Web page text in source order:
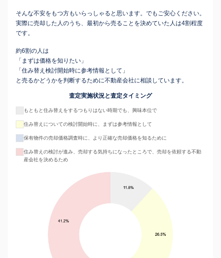
そんな不安をもつ方もいらっしゃると思います。でもご安心ください。
実際に売却した人のうち、最初から売ることを決めていた人は4割程度
です。
約6割の人は
「まずは価格を知りたい」
「住み替え検討開始時に参考情報として」
と売るかどうかを判断するために不動産会社に相談しています。
査定実施状況と査定タイミング
もともと住み替えをするつもりはない時期でも、興味本位で
住み替えについての検討開始時に、まずは参考情報として
保有物件の売却価格調査時に、より正確な売却価格を知るために
住み替えの検討が進み、売却する気持ちになったところで、売却を依頼する不動
産会社を決めるため